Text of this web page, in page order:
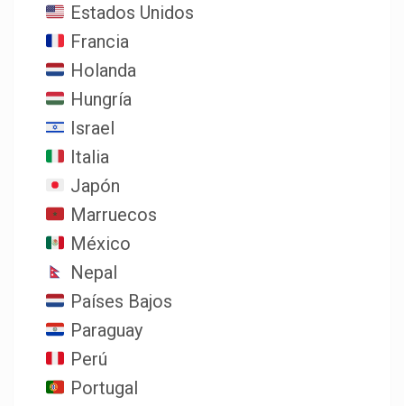
Estados Unidos
Francia
Holanda
Hungría
Israel
Italia
Japón
Marruecos
México
Nepal
Países Bajos
Paraguay
Perú
Portugal